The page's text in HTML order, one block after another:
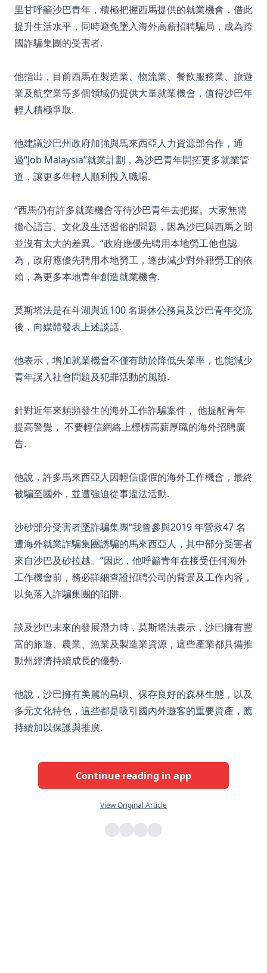
里甘呼籲沙巴青年，積極把握西馬提供的就業機會，借此
提升生活水平，同時避免墜入海外高薪招聘騙局，成為跨
國詐騙集團的受害者.
他指出，目前西馬在製造業、物流業、餐飲服務業、旅遊
業及航空業等多個領域仍提供大量就業機會，值得沙巴年
輕人積極爭取.
他建議沙巴州政府加強與馬來西亞人力資源部合作，通
過“Job Malaysia”就業計劃，為沙巴青年開拓更多就業管
道，讓更多年輕人順利投入職場.
“西馬仍有許多就業機會等待沙巴青年去把握。大家無需
擔心語言、文化及生活習俗的問題，因為沙巴與西馬之間
並沒有太大的差異。”政府應優先聘用本地勞工他也認
為，政府應優先聘用本地勞工，逐步減少對外籍勞工的依
賴，為更多本地青年創造就業機會.
莫斯塔法是在斗湖與近100 名退休公務員及沙巴青年交流
後，向媒體發表上述談話.
他表示，增加就業機會不僅有助於降低失業率，也能減少
青年誤入社會問題及犯罪活動的風險.
針對近年來頻頻發生的海外工作詐騙案件， 他提醒青年
提高警覺， 不要輕信網絡上標榜高薪厚職的海外招聘廣
告.
他說，許多馬來西亞人因輕信虛假的海外工作機會，最終
被騙至國外，並遭強迫從事違法活動.
沙砂部分受害者墜詐騙集團“我曾參與2019 年營救47 名
遭海外就業詐騙集團誘騙的馬來西亞人，其中部分受害者
來自沙巴及砂拉越。”因此，他呼籲青年在接受任何海外
工作機會前，務必詳細查證招聘公司的背景及工作內容，
以免落入詐騙集團的陷阱.
談及沙巴未來的發展潛力時，莫斯塔法表示，沙巴擁有豐
富的旅遊、農業、漁業及製造業資源，這些產業都具備推
動州經濟持續成長的優勢.
他說，沙巴擁有美麗的島嶼、保存良好的森林生態，以及
多元文化特色，這些都是吸引國內外遊客的重要資產，應
持續加以保護與推廣.
Continue reading in app
View Original Article